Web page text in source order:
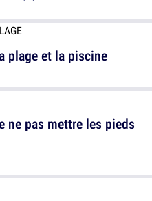
plage et la piscine
ne pas mettre les pieds